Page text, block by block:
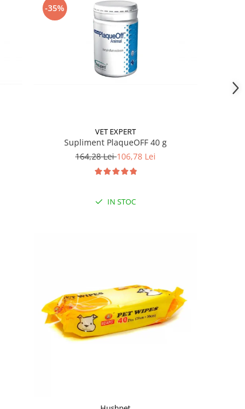
-35%
VET EXPERT
Supliment PlaqueOFF 40 g
164,28 Lei106,78 Lei
IN STOC